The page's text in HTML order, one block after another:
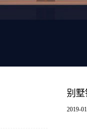
别
2019-